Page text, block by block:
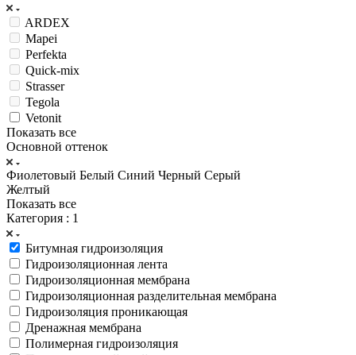
ARDEX
Mapei
Perfekta
Quick-mix
Strasser
Tegola
Vetonit
Показать все
Основной оттенок
Фиолетовый Белый Синий Черный Серый
Желтый
Показать все
Категория : 1
Битумная гидроизоляция
Гидроизоляционная лента
Гидроизоляционная мембрана
Гидроизоляционная разделительная мембрана
Гидроизоляция проникающая
Дренажная мембрана
Полимерная гидроизоляция